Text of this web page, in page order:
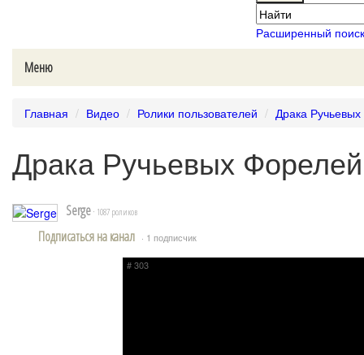
Расширенный поиск
Меню
Главная Видео Ролики пользователей Драка
Драка Ручьевых Форелей
Serge · 1087 роликов
Подписаться на канал · 1 подписчик
# 303